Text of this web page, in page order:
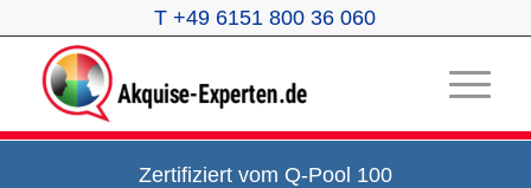
T +49 6151 800 36 060
Zertifiziert vom Q-Pool 100